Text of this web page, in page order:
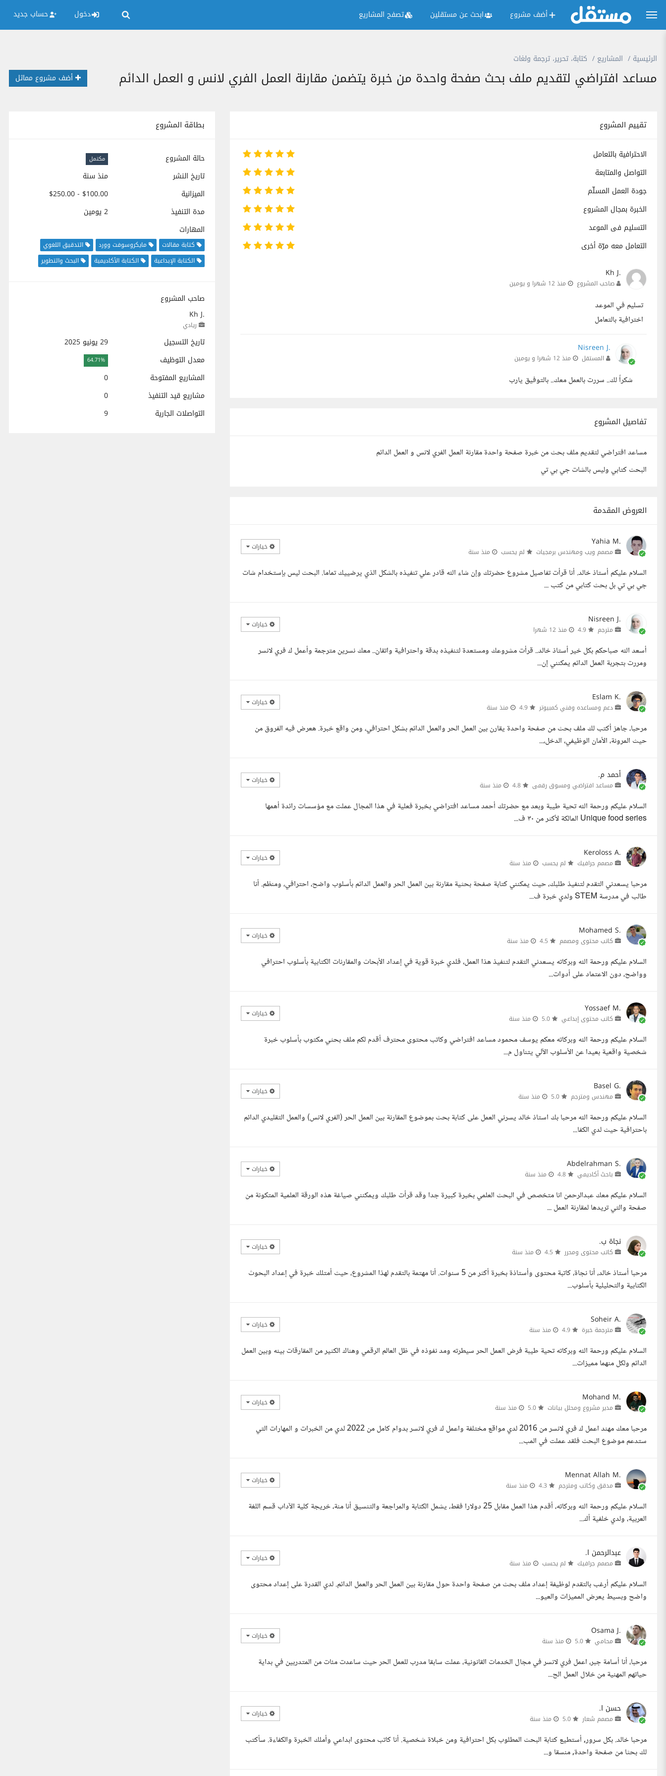
أضف مشروع ابحث عن مستقلين تصفح المشاريع دخول حساب جديد
الرئيسية المشاريع كتابة، تحرير، ترجمة ولغات
مساعد افتراضي لتقديم ملف بحث صفحة واحدة من خبرة يتضمن مقارنة العمل الفري لانس و العمل الدائم أضف مشروع مماثل
بطاقة المشروع
حالة المشروع مكتمل
تاريخ النشر
منذ سنة
الميزانية
$100.00 - $250.00
مدة التنفيذ
2 يومين
المهارات
كتابة مقالات مايكروسوفت وورد
التدقيق اللغوي
الكتابة الإبداعية
الكتابة الأكاديمية البحث والتطوير
صاحب المشروع
Kh J.
ريادي
تاريخ التسجيل
29 يونيو 2025
معدل التوظيف
64.71%
المشاريع المفتوحة
0
مشاريع قيد التنفيذ
0
التواصلات الجارية
9
تقييم المشروع
الاحترافية بالتعامل
التواصل والمتابعة
جودة العمل المسلّم
الخبرة بمجال المشروع
التسليم فى الموعد
التعامل معه مرّة أخرى
Kh J.
صاحب المشروع منذ 12 شهرا و يومين
تسليم في الموعد
اخترافية بالتعامل
Nisreen J.
المستقل منذ 12 شهرا و يومين
شكراً لك.. سررت بالعمل معك.. بالتوفيق يارب
تفاصيل المشروع
مساعد افتراضي لتقديم ملف بحث من خبرة صفحة واحدة مقارنة العمل الفري لانس و العمل الدائم
البحث كتابي وليس بالشات جي بي تي
العروض المقدمة
Yahia M.
مصمم ويب ومهندس برمجيات لم يحسب منذ سنة خيارات
السلام عليكم أستاذ خالد. أنا قرأت تفاصيل مشروع حضرتك وإن شاء الله قادر علي تنفيذه بالشكل الذي يرضييك تماما. البحث ليس بإستخدام شات
جي بي تي بل بحث كتابي من كتب ...
Nisreen J.
مترجم منذ 12 شهرا خيارات
أسعد الله صباحكم بكل خير أستاذ خالد.. قرأت مشروعك ومستعدة لتنفيذه بدقة واحترافية واتقان.. معك نسرين مترجمة وأعمل ك فري لانسر
ومررت بتجربة العمل الدائم يمكنني إن...
Eslam K.
دعم ومساعده وفني كمبيوتر منذ سنة خيارات
مرحبا، جاهز أكتب لك ملف بحث من صفحة واحدة يقارن بين العمل الحر والعمل الدائم بشكل احترافي، ومن واقع خبرة. هعرض فيه الفروق من
حيث المرونة، الأمان الوظيفي، الدخل،...
أحمد م.
مساعد افتراضي ومسوق رقمى منذ سنة خيارات
السلام عليكم ورحمة الله تحية طيبة وبعد مع حضرتك أحمد مساعد افتراضي بخبرة فعلية في هذا المجال عملت مع مؤسسات رائدة أهمها
Unique food series المالكة لأكثر من ٣٠ ف...
Keroloss A.
مصمم جرافيك لم يحسب منذ سنة خيارات
مرحبا يسعدني التقدم لتنفيذ طلبك، حيث يمكنني كتابة صفحة بحثية مقارنة بين العمل الحر والعمل الدائم بأسلوب واضح، احترافي، ومنظم. أنا
طالب في مدرسة STEM ولدي خبرة ف...
Mohamed S.
كاتب محتوى ومصمم منذ سنة خيارات
السلام عليكم ورحمة الله وبركاته يسعدني التقدم لتنفيذ هذا العمل، فلدي خبرة قوية في إعداد الأبحاث والمقارنات الكتابية بأسلوب احترافي
وواضح، دون الاعتماد على أدوات...
Yossaef M.
كاتب محتوى إبداعي منذ سنة خيارات
السلام عليكم ورحمة الله وبركاته معكم يوسف محمود مساعد افتراضي وكاتب محتوى محترف أقدم لكم ملف بحثي مكتوب بأسلوب خبرة
شخصية واقعية بعيدا عن الأسلوب الآلي يتناول م...
Basel G.
مهندس ومترجم منذ سنة خيارات
السلام عليكم ورحمة الله مرحبا بك استاذ خالد يسرني العمل على كتابة بحث بموضوع المقارنة بين العمل الحر (الفري لانس) والعمل التقليدي الدائم
باحترافية حيث لدي الكفا...
Abdelrahman S.
باحث أكاديمي منذ سنة خيارات
السلام عليكم معك عبدالرحمن انا متخصص في البحث العلمي بخبرة كبيرة جدا وقد قرأت طلبك ويمكنني صياغة هذه الورقة العلمية المتكونة من
صفحة والتي تريدها لمقارنة العمل ...
نجاة ب.
كاتب محتوى ومحرر منذ سنة خيارات
مرحبا أستاذ خالد، أنا نجاة، كاتبة محتوى وأستاذة بخبرة أكثر من 5 سنوات. أنا مهتمة بالتقدم لهذا المشروع، حيث أمتلك خبرة في إعداد البحوث
الكتابية والتحليلية بأسلوب...
Soheir A.
مترجمة خبرة منذ سنة خيارات
السلام عليكم ورحمة الله وبركاته تحية طيبة فرض العمل الحر سيطرته ومد نفوذه في ظل العالم الرقمي وهناك الكثير من المقارقات بينه وبين العمل
الدائم ولكل منهما مميزات...
Mohand M.
مدير مشروع ومحلل بيانات منذ سنة خيارات
مرحبا معك مهند اعمل ك فري لانسر من 2016 لدي مواقع مختلفة واعمل ك فري لانسر بدوام كامل من 2022 لدي من الخبرات و المهارات التي
ستدعم موضوع البحث فلقد عملت في المب...
Mennat Allah M.
مدقق وكاتب ومترجم منذ سنة خيارات
السلام عليكم ورحمة الله وبركاته، أقدم هذا العمل مقابل 25 دولارا فقط، يشمل الكتابة والمراجعة والتنسيق أنا منة، خريجة كلية الآداب قسم اللغة
العربية، ولدي خلفية أك...
عبدالرحمن ا.
مصمم جرافيك لم يحسب منذ سنة خيارات
السلام عليكم أرغب بالتقدم لوظيفة إعداد ملف بحث من صفحة واحدة حول مقارنة بين العمل الحر والعمل الدائم. لدي القدرة على إعداد محتوى
واضح وبسيط يعرض المميزات والعيو...
Osama J.
محامي منذ سنة خيارات
مرحبا، أنا أسامة جبر، اعمل فري لانسر في مجال الخدمات القانونية، عملت سابقا مدرب للعمل الحر حيث ساعدت مئات من المتدربين في بداية
حياتهم المهنية من خلال العمل الح...
حسن ا.
مصمم شعار منذ سنة خيارات
مرحبا خالد. بكل سرور, أستطيع كتابة البحث المطلوب بكل احترافية ومن خبلاة شخصية. أنا كاتب محتوى ابداعي وأملك الخبرة والكفاءة. سأكتب
لك بحثا من صفحة واحدة, منسقا و...